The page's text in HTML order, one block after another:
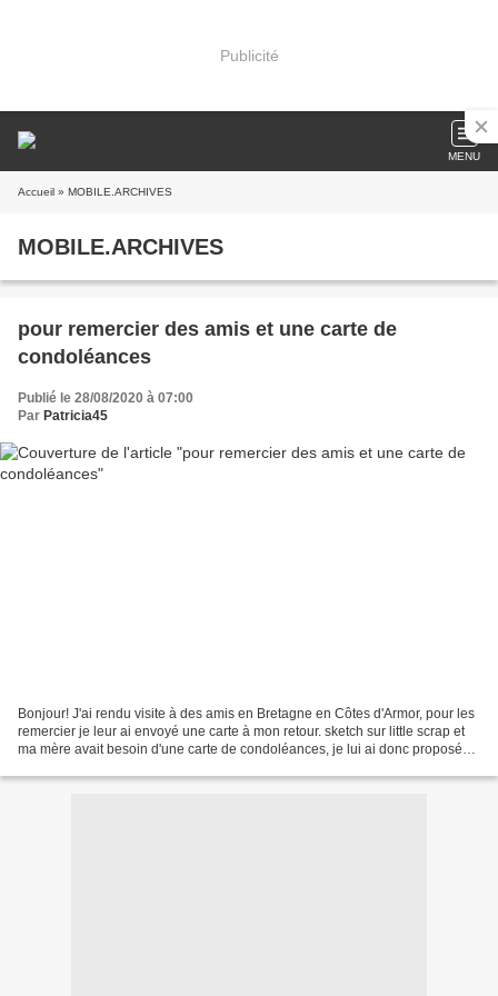
Publicité
MENU
Accueil » MOBILE.ARCHIVES
MOBILE.ARCHIVES
pour remercier des amis et une carte de
condoléances
Publié le 28/08/2020 à 07:00
Par Patricia45
Bonjour! J'ai rendu visite à des amis en Bretagne en Côtes d'Armor, pour les
remercier je leur ai envoyé une carte à mon retour. sketch sur little scrap et
ma mère avait besoin d'une carte de condoléances, je lui ai donc proposé